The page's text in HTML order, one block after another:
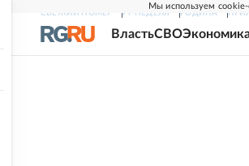
Мы используем
СВЕЖИЙ НОМЕР РГ-НЕДЕЛЯ РОДИНА
ВластьСВО